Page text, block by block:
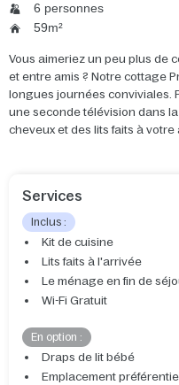
6 personnes
59m²
Vous aimeriez un peu plus de
et entre amis ? Notre cottage
longues journées conviviales.
une seconde télévision dans
cheveux et des lits faits à votre
Services
Inclus :
Kit de cuisine
Lits faits à l'arrivée
Le ménage en fin de
Wi-Fi Gratuit
En option :
Draps de lit bébé
Emplacement